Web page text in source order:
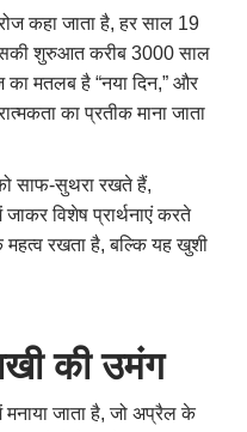
कहा जाता है,हर साल 19
शुरुआत करीब 3000 साल
मतलब है “नया दिन,” और
का प्रतीक माना जाता
साफ-सुथरा रखते हैं,
विशेष प्रार्थनाएं करते
रखता है,बल्कि यह खुशी
की उमंग
जाता है,जो अप्रैल के